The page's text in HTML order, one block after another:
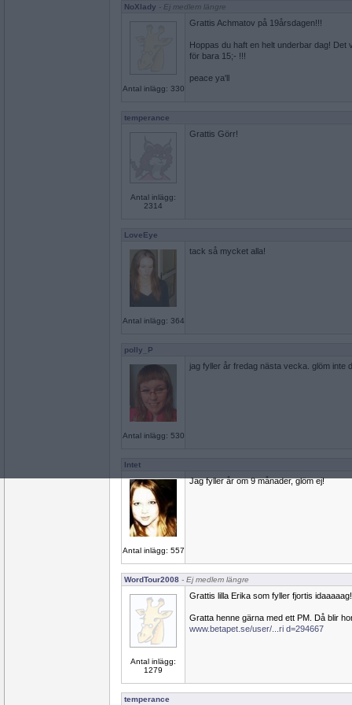
NoXlady - Ej medlem längre
Antal inlägg: 330
Grattis Achmatov på 19årsdagen!!!
Hoppas du haft en helt underbar dag! Det
för bara 15;- !!!
peace ya'll
temperance
Antal inlägg:
2314
Grattis Görr!
LoveEye
Antal inlägg: 364
tack så mycket alla!
polly_P
Antal inlägg: 530
jag fyller år fredag nästa vecka. glöm inte
Intet
Antal inlägg: 557
Jag fyller år om 9 månader, glöm ej!
WordTour2008 - Ej medlem längre
Antal inlägg:
1279
Grattis lilla Erika som fyller fjortis
Gratta henne gärna med ett PM. Då blir
www.betapet.se/user/...ri d=294667
temperance